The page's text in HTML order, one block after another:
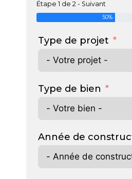
Étape 1 de 2 - Suivant
50%
Type de projet
Type de bien
Année de